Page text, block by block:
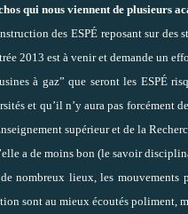
qui nous viennent de plusieurs
des ESPÉ reposant sur des
2013 est à venir et demande un
à gaz” que seront les ESPÉ
et qu’il n’y aura pas forcément
supérieur et de la
a de moins bon (le savoir
nombreux lieux, les
sont au mieux écoutés poliment,